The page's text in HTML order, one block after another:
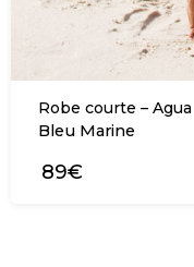
Robe courte – Agua
Bleu Marine
89€